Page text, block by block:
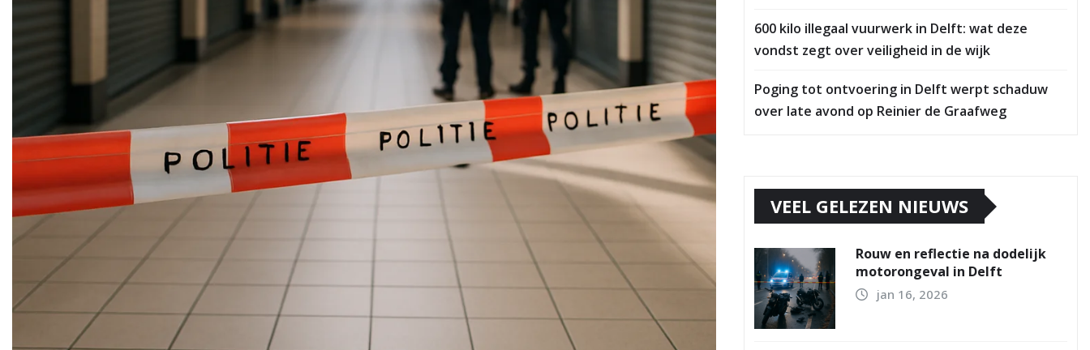
600 kilo illegaal vuurwerk in Delft: wat deze
vondst zegt over veiligheid in de wijk
Poging tot ontvoering in Delft werpt schaduw
over late avond op Reinier de Graafweg
VEEL GELEZEN NIEUWS
Rouw en reflectie na dodelijk
motorongeval in Delft
jan 16, 2026